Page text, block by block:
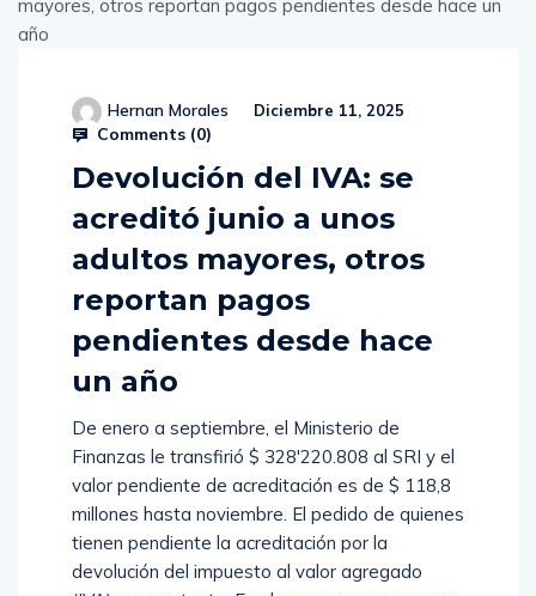
Hernan Morales Diciembre 11, 2025
Comments (0)
Devolución del IVA: se
acreditó junio a unos
adultos mayores, otros
reportan pagos
pendientes desde hace
un año
De enero a septiembre, el Ministerio de
Finanzas le transfirió $ 328′220.808 al SRI y el
valor pendiente de acreditación es de $ 118,8
millones hasta noviembre. El pedido de quienes
tienen pendiente la acreditación por la
devolución del impuesto al valor agregado